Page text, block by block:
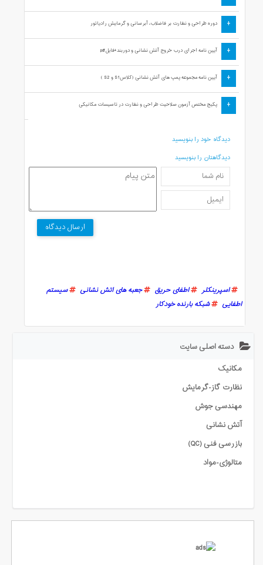
+ دوره طراحی و نظارت بر فاضلاب، آبرسانی و گرمایش رادیاتور
+ آیین نامه اجرای درب خروج آتش نشانی و دوربند+فایلpdf
+ آیین نامه مجموعه پمپ های آتش نشانی (کلاسS1 و S2 )
+ پکیج مختص آزمون صلاحیت طراحی و نظارت در تاسیسات مکانیکی
دیدگاه خود را بنویسید
دیدگاهتان را بنویسید
ارسال دیدگاه
اسپرینکلر اطفای حریق جعبه های اتش نشانی
سیستم
اطفایی
شبکه بارنده خودکار
دسته اصلی سایت
مکانیک
نظارت گاز-گرمایش
مهندسی جوش
آتش نشانی
بازرسی فنی (QC)
متالوژی-مواد